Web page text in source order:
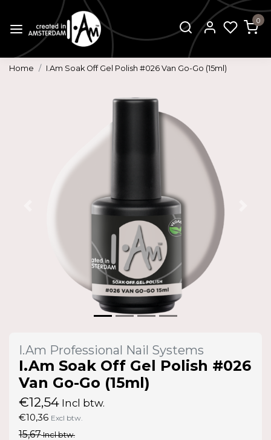
0
Home I.Am Soak Off Gel Polish #026 Van Go-Go (15ml)
I.Am Professional Nail Systems
I.Am Soak Off Gel Polish #026
Van Go-Go (15ml)
€12,54 Incl btw.
€10,36 Excl btw.
15,67Incl btw.